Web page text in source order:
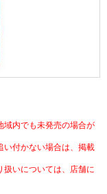
ピング
域内でも未発売の場合が
い付かない場合は、掲載
扱いについては、店舗に